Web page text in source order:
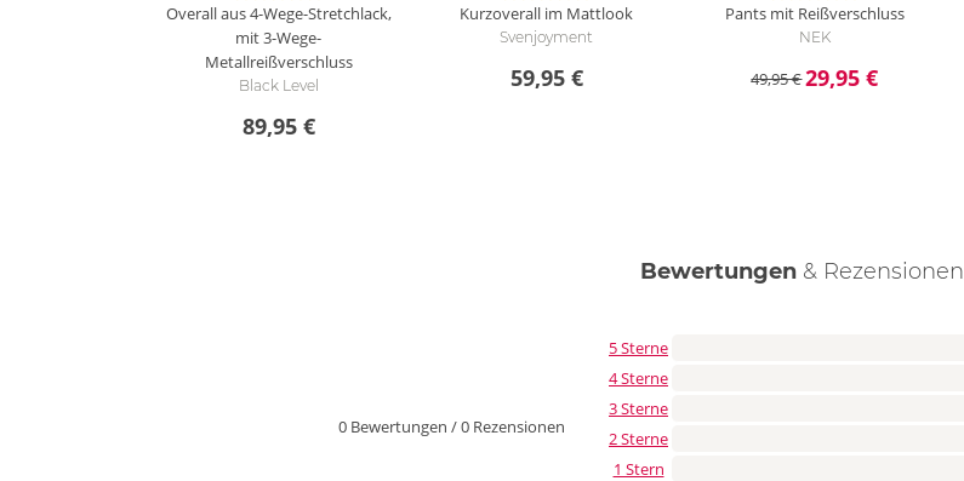
Overall aus 4-Wege-Stretchlack,
mit 3-Wege-
Metallreißverschluss
Black Level
89,95 €
Kurzoverall im Mattlook
Svenjoyment
59,95 €
Pants mit Reißverschluss
NEK
49,95 €29,95 €
Bewertungen & Rezensionen
0 Bewertungen /0 Rezensionen
5 Sterne
4 Sterne
3 Sterne
2 Sterne
1 Stern